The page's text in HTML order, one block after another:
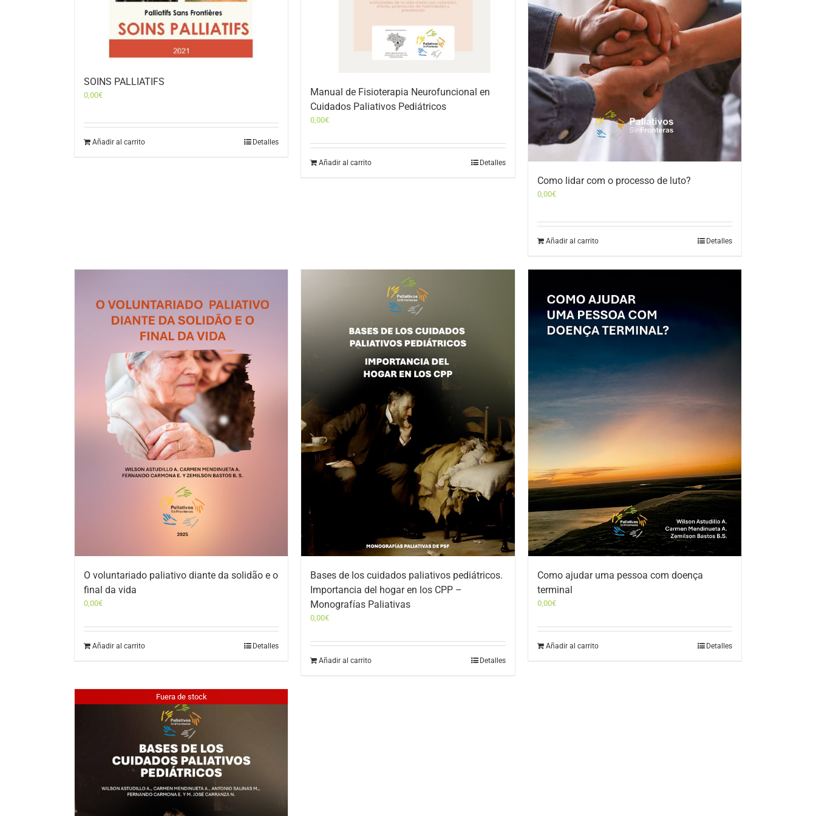
SOINS PALLIATIFS
0,00€
Añadir al carrito Detalles
Manual de Fisioterapia Neurofuncional en
Cuidados Paliativos Pediátricos
0,00€
Añadir al carrito Detalles
Como lidar com o processo de luto?
0,00€
Añadir al carrito Detalles
O voluntariado paliativo diante da solidão e o
final da vida
0,00€
Añadir al carrito Detalles
Bases de los cuidados paliativos pediátricos.
Importancia del hogar en los CPP –
Monografías Paliativas
0,00€
Añadir al carrito Detalles
Como ajudar uma pessoa com doença
terminal
0,00€
Añadir al carrito Detalles
Fuera de stock